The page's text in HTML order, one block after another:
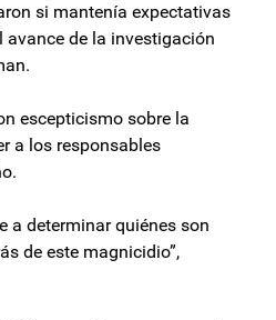
si mantenía expectativas
avance de la investigación
escepticismo sobre la
a los responsables
a determinar quiénes son
de este magnicidio”,